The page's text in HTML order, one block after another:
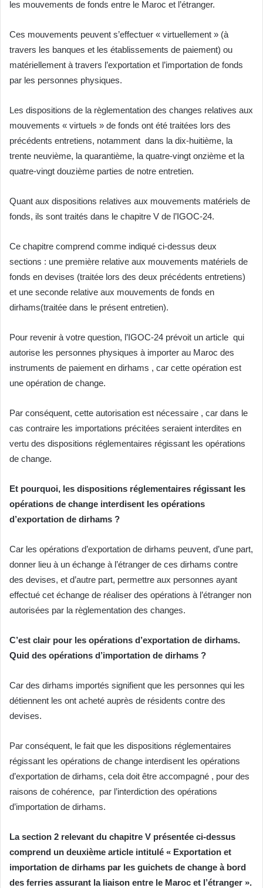
les mouvements de fonds entre le Maroc et l’étranger.
Ces mouvements peuvent s’effectuer « virtuellement » (à
travers les banques et les établissements de paiement) ou
matériellement à travers l’exportation et l’importation de fonds
par les personnes physiques.
Les dispositions de la règlementation des changes relatives aux
mouvements « virtuels » de fonds ont été traitées lors des
précédents entretiens, notamment dans la dix-huitième, la
trente neuvième, la quarantième, la quatre-vingt onzième et la
quatre-vingt douzième parties de notre entretien.
Quant aux dispositions relatives aux mouvements matériels de
fonds, ils sont traités dans le chapitre V de l’IGOC-24.
Ce chapitre comprend comme indiqué ci-dessus deux
sections : une première relative aux mouvements matériels de
fonds en devises (traitée lors des deux précédents entretiens)
et une seconde relative aux mouvements de fonds en
dirhams(traitée dans le présent entretien).
Pour revenir à votre question, l’IGOC-24 prévoit un article qui
autorise les personnes physiques à importer au Maroc des
instruments de paiement en dirhams , car cette opération est
une opération de change.
Par conséquent, cette autorisation est nécessaire , car dans le
cas contraire les importations précitées seraient interdites en
vertu des dispositions réglementaires régissant les opérations
de change.
Et pourquoi, les dispositions réglementaires régissant les
opérations de change interdisent les opérations
d’exportation de dirhams ?
Car les opérations d’exportation de dirhams peuvent, d’une part,
donner lieu à un échange à l’étranger de ces dirhams contre
des devises, et d’autre part, permettre aux personnes ayant
effectué cet échange de réaliser des opérations à l’étranger non
autorisées par la règlementation des changes.
C’est clair pour les opérations d’exportation de dirhams.
Quid des opérations d’importation de dirhams ?
Car des dirhams importés signifient que les personnes qui les
détiennent les ont acheté auprès de résidents contre des
devises.
Par conséquent, le fait que les dispositions réglementaires
régissant les opérations de change interdisent les opérations
d’exportation de dirhams, cela doit être accompagné , pour des
raisons de cohérence, par l’interdiction des opérations
d’importation de dirhams.
La section 2 relevant du chapitre V présentée ci-dessus
comprend un deuxième article intitulé « Exportation et
importation de dirhams par les guichets de change à bord
des ferries assurant la liaison entre le Maroc et l’étranger ».